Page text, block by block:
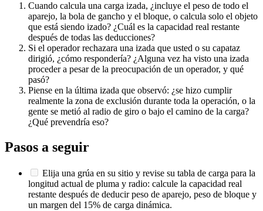
Cuando calcula una carga izada, ¿incluye el peso de todo el
aparejo, la bola de gancho y el bloque, o calcula solo el objeto
que está siendo izado? ¿Cuál es la capacidad real restante
después de todas las deducciones?
Si el operador rechazara una izada que usted o su capataz
dirigió, ¿cómo respondería? ¿Alguna vez ha visto una izada
proceder a pesar de la preocupación de un operador, y qué
pasó?
Piense en la última izada que observó: ¿se hizo cumplir
realmente la zona de exclusión durante toda la operación, o la
gente se metió al radio de giro o bajo el camino de la carga?
¿Qué prevendría eso?
Pasos a seguir
Elija una grúa en su sitio y revise su tabla de carga para la
longitud actual de pluma y radio: calcule la capacidad real
restante después de deducir peso de aparejo, peso de bloque y
un margen del 15% de carga dinámica.